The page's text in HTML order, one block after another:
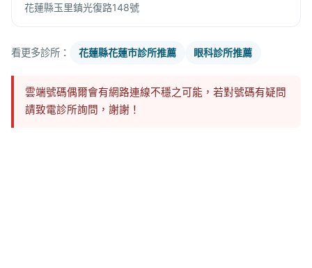
花蓮縣玉里鎮光復路148號
看更多診所： 花蓮縣花蓮市診所推薦 眼科診所推薦
雲端號碼偶爾會有網路連線不穩之可能，若對號碼有疑問
請致電診所詢問，謝謝！